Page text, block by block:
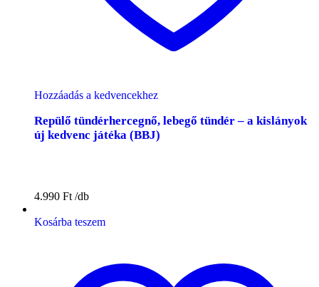
Hozzáadás a kedvencekhez
Repülő tündérhercegnő, lebegő tündér – a kislányok
új kedvenc játéka (BBJ)
4.990 Ft
Kosárba teszem